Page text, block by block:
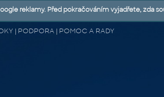
| PODPORA | POMOC A RADY
reklamy. Před pokračováním vyjadřete, zda